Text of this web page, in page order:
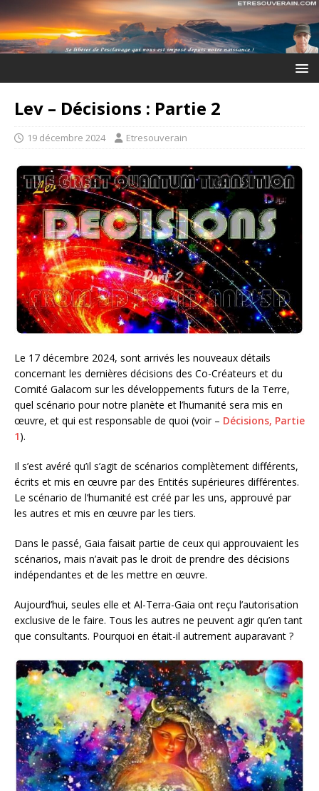
Lev – Décisions : Partie 2
19 décembre 2024 Etresouverain
Le 17 décembre 2024, sont arrivés les nouveaux détails
concernant les dernières décisions des Co-Créateurs et du
Comité Galacom sur les développements futurs de la Terre,
quel scénario pour notre planète et l’humanité sera mis en
œuvre, et qui est responsable de quoi (voir – Décisions, Partie
1).
Il s’est avéré qu’il s’agit de scénarios complètement différents,
écrits et mis en œuvre par des Entités supérieures différentes.
Le scénario de l’humanité est créé par les uns, approuvé par
les autres et mis en œuvre par les tiers.
Dans le passé, Gaia faisait partie de ceux qui approuvaient les
scénarios, mais n’avait pas le droit de prendre des décisions
indépendantes et de les mettre en œuvre.
Aujourd’hui, seules elle et Al-Terra-Gaia ont reçu l’autorisation
exclusive de le faire. Tous les autres ne peuvent agir qu’en tant
que consultants. Pourquoi en était-il autrement auparavant ?